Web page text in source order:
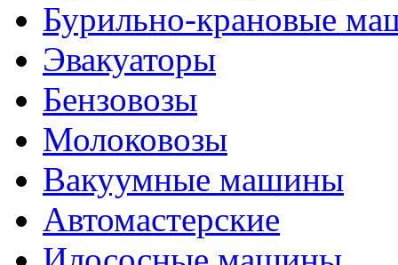
Бурильно-крановые
Эвакуаторы
Бензовозы
Молоковозы
Вакуумные машины
Автомастерские